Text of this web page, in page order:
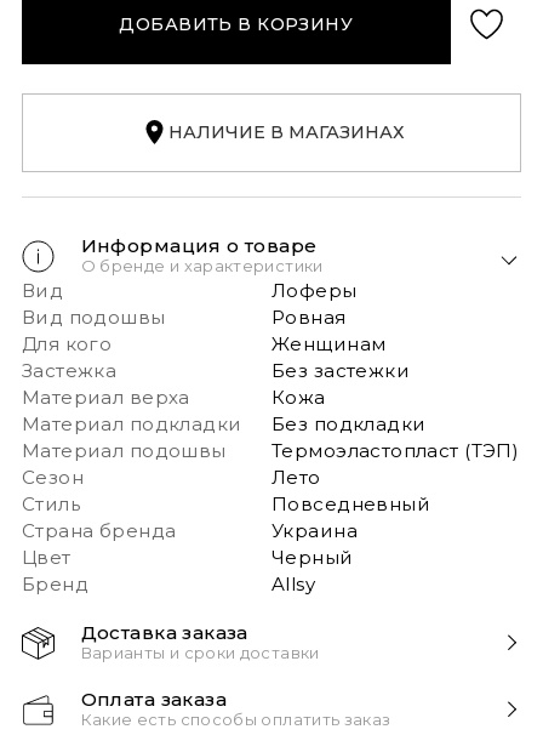
ДОБАВИТЬ В КОРЗИНУ
НАЛИЧИЕ В МАГАЗИНАХ
Информация о товаре
О бренде и характеристики
Вид
Лоферы
Вид подошвы
Ровная
Для кого
Женщинам
Застежка
Без застежки
Материал верха
Кожа
Материал подкладки
Без подкладки
Материал подошвы
Термоэластопласт (ТЭП)
Сезон
Лето
Стиль
Повседневный
Страна бренда
Украина
Цвет
Черный
Бренд
Allsy
Доставка заказа
Варианты и сроки доставки
заказа!Оплата заказа
Какие есть способы оплатить заказ